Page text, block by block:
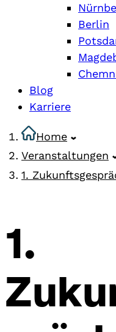
Berlin
Blog
Karriere
Home
Veranstaltungen
1.
1.